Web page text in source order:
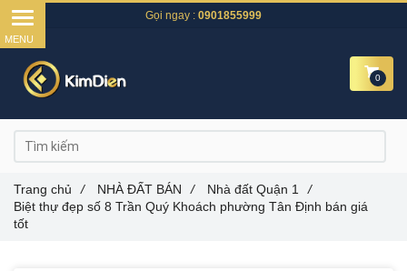
Trang chủ / NHÀ ĐẤT BÁN / Nhà đất Quận 1
/
Biệt thự đẹp số 8 Trần Quý Khoách phường Tân Định bán giá
tốt
Gọi ngay : 0901855999
0